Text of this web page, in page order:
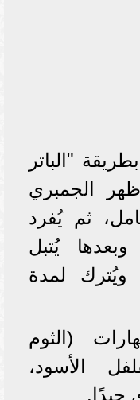
"الباتر
الجمبري
ثم يُفرد
يُتبل
ويُترك لمدة
(الثوم
الأسود،
جيدًا.